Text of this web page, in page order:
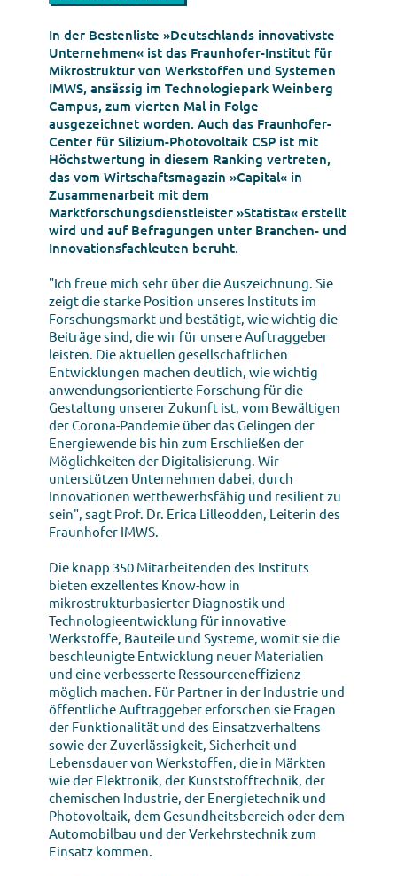
In der Bestenliste »Deutschlands innovativste
Unternehmen« ist das Fraunhofer-Institut für
Mikrostruktur von Werkstoffen und Systemen
IMWS, ansässig im Technologiepark Weinberg
Campus, zum vierten Mal in Folge
ausgezeichnet worden. Auch das Fraunhofer-
Center für Silizium-Photovoltaik CSP ist mit
Höchstwertung in diesem Ranking vertreten,
das vom Wirtschaftsmagazin »Capital« in
Zusammenarbeit mit dem
Marktforschungsdienstleister »Statista« erstellt
wird und auf Befragungen unter Branchen- und
Innovationsfachleuten beruht.
"Ich freue mich sehr über die Auszeichnung. Sie
zeigt die starke Position unseres Instituts im
Forschungsmarkt und bestätigt, wie wichtig die
Beiträge sind, die wir für unsere Auftraggeber
leisten. Die aktuellen gesellschaftlichen
Entwicklungen machen deutlich, wie wichtig
anwendungsorientierte Forschung für die
Gestaltung unserer Zukunft ist, vom Bewältigen
der Corona-Pandemie über das Gelingen der
Energiewende bis hin zum Erschließen der
Möglichkeiten der Digitalisierung. Wir
unterstützen Unternehmen dabei, durch
Innovationen wettbewerbsfähig und resilient zu
sein", sagt Prof. Dr. Erica Lilleodden, Leiterin des
Fraunhofer IMWS.
Die knapp 350 Mitarbeitenden des Instituts
bieten exzellentes Know-how in
mikrostrukturbasierter Diagnostik und
Technologieentwicklung für innovative
Werkstoffe, Bauteile und Systeme, womit sie die
beschleunigte Entwicklung neuer Materialien
und eine verbesserte Ressourceneffizienz
möglich machen. Für Partner in der Industrie und
öffentliche Auftraggeber erforschen sie Fragen
der Funktionalität und des Einsatzverhaltens
sowie der Zuverlässigkeit, Sicherheit und
Lebensdauer von Werkstoffen, die in Märkten
wie der Elektronik, der Kunststofftechnik, der
chemischen Industrie, der Energietechnik und
Photovoltaik, dem Gesundheitsbereich oder dem
Automobilbau und der Verkehrstechnik zum
Einsatz kommen.